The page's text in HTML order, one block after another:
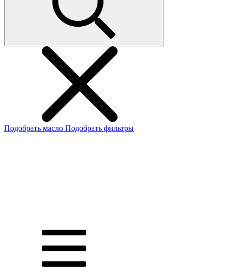
Подобрать масло Подобрать фильтры